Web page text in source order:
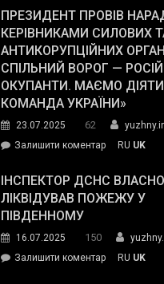
Street
Journal.
Південному
працівникам
ОПЗ
з
матеріального
резерву
гуманітарну
допомогу
ПРЕЗИДЕНТ ПРОВІВ
КЕРІВНИКАМИ СИЛОВИХ
АНТИКОРУПЦІЙНИХ
СПІЛЬНИЙ ВОРОГ —
ОКУПАНТИ. МАЄМО
КОМАНДА УКРАЇНИ»
23.07.2025 62
Залишити коментарon
провів
нараду
силових
та
RU UK
ІНСПЕКТОР ДСНС
ЛІКВІДУВАВ ПОЖЕЖУ У
ПІВДЕННОМУ
16.07.2025 150
Залишити коментарon
RU UK